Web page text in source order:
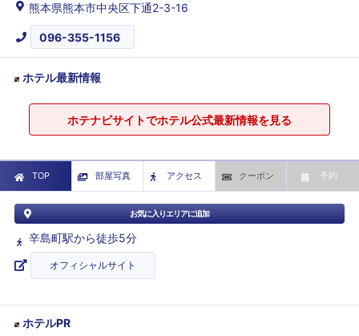
熊本県熊本市中央区下通2-3-16
096-355-1156
ホテル最新情報
ホテナビサイトでホテル公式最新情報を見る
TOP 部屋写真 アクセス クーポン 予約
お気に入りエリアに追加
辛島町駅から徒歩5分
オフィシャルサイト
ホテルPR